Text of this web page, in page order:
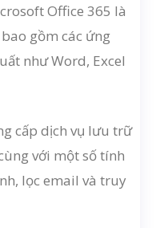
Office 365 là
gồm các ứng
như Word, Excel
cấp dịch vụ lưu trữ
với một số tính
lọc email và truy